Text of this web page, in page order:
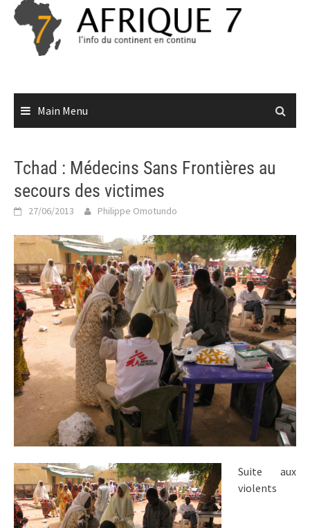
Skip
content
Main Menu
Tchad : Médecins Sans Frontières au
secours des victimes
27/06/2013 Philippe Omotundo
Suite aux
violents